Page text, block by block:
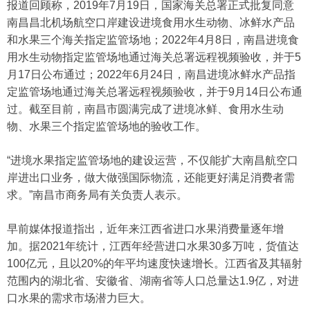
报道回顾称，2019年7月19日，国家海关总署正式批复同意
南昌昌北机场航空口岸建设进境食用水生动物、冰鲜水产品
和水果三个海关指定监管场地；2022年4月8日，南昌进境食
用水生动物指定监管场地通过海关总署远程视频验收，并于5
月17日公布通过；2022年6月24日，南昌进境冰鲜水产品指
定监管场地通过海关总署远程视频验收，并于9月14日公布通
过。截至目前，南昌市圆满完成了进境冰鲜、食用水生动
物、水果三个指定监管场地的验收工作。
“进境水果指定监管场地的建设运营，不仅能扩大南昌航空口
岸进出口业务，做大做强国际物流，还能更好满足消费者需
求。”南昌市商务局有关负责人表示。
早前媒体报道指出，近年来江西省进口水果消费量逐年增
加。据2021年统计，江西年经营进口水果30多万吨，货值达
100亿元，且以20%的年平均速度快速增长。江西省及其辐射
范围内的湖北省、安徽省、湖南省等人口总量达1.9亿，对进
口水果的需求市场潜力巨大。